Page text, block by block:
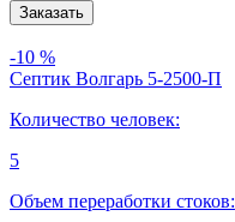
-10 %
Септик Волгарь 5-2500-П
Количество человек:
5
Объем переработки стоков: